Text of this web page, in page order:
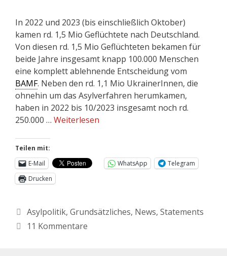
In 2022 und 2023 (bis einschließlich Oktober)
kamen rd. 1,5 Mio Geflüchtete nach Deutschland.
Von diesen rd. 1,5 Mio Geflüchteten bekamen für
beide Jahre insgesamt knapp 100.000 Menschen
eine komplett ablehnende Entscheidung vom
BAMF. Neben den rd. 1,1 Mio UkrainerInnen, die
ohnehin um das Asylverfahren herumkamen,
haben in 2022 bis 10/2023 insgesamt noch rd.
250.000 … Weiterlesen
Teilen mit:
E-Mail
WhatsApp
Telegram
Drucken
Asylpolitik, Grundsätzliches, News, Statements
11 Kommentare